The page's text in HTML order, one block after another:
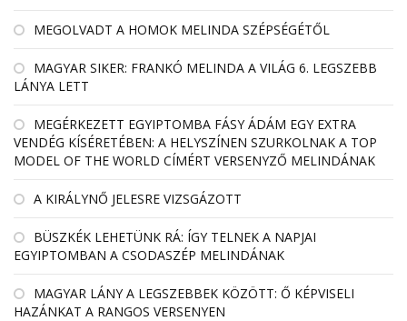
MEGOLVADT A HOMOK MELINDA SZÉPSÉGÉTŐL
MAGYAR SIKER: FRANKÓ MELINDA A VILÁG 6. LEGSZEBB
LÁNYA LETT
MEGÉRKEZETT EGYIPTOMBA FÁSY ÁDÁM EGY EXTRA
VENDÉG KÍSÉRETÉBEN: A HELYSZÍNEN SZURKOLNAK A TOP
MODEL OF THE WORLD CÍMÉRT VERSENYZŐ MELINDÁNAK
A KIRÁLYNŐ JELESRE VIZSGÁZOTT
BÜSZKÉK LEHETÜNK RÁ: ÍGY TELNEK A NAPJAI
EGYIPTOMBAN A CSODASZÉP MELINDÁNAK
MAGYAR LÁNY A LEGSZEBBEK KÖZÖTT: Ő KÉPVISELI
HAZÁNKAT A RANGOS VERSENYEN